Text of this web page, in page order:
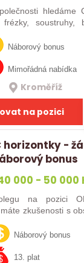
hledáme
soustruhy,
zkušení
se…
Náborový bonus
Mimořádná nabídka
Kroměříž
na pozici
horizontky -
bonus
000 - 50 000
na pozici
zkušenosti s
ideálním…
Náborový bonus
13. plat